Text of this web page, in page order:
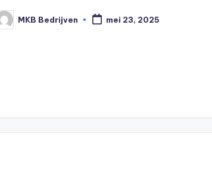
MKB Bedrijven mei 23, 2025